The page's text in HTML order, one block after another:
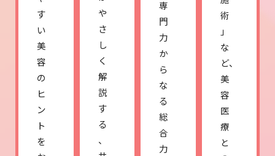
す
い
美
容
の
ヒ
ン
ト
を
や
さ
し
く
解
説
す
る
、
専
門
力
か
ら
な
る
総
合
力
術
」
な
ど、
美
容
医
療
と